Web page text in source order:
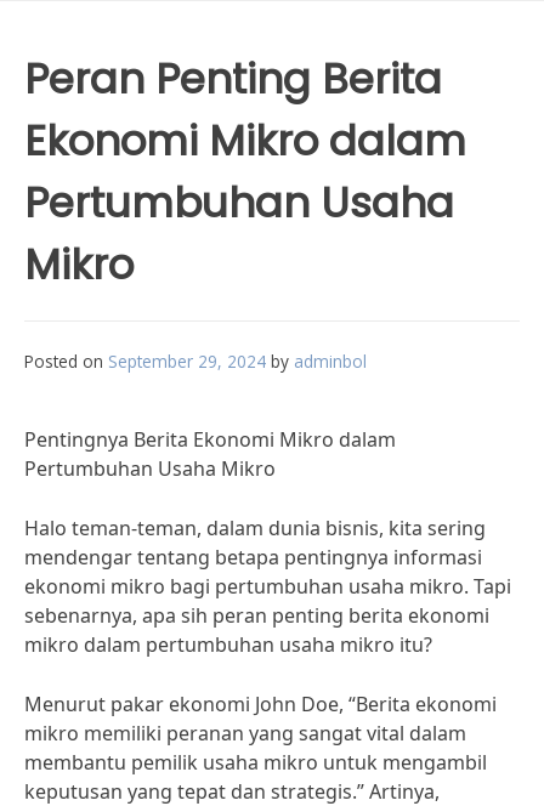
Peran Penting Berita
Ekonomi Mikro dalam
Pertumbuhan Usaha
Mikro
Posted on September 29, 2024 by adminbol
Pentingnya Berita Ekonomi Mikro dalam
Pertumbuhan Usaha Mikro
Halo teman-teman, dalam dunia bisnis, kita sering
mendengar tentang betapa pentingnya informasi
ekonomi mikro bagi pertumbuhan usaha mikro. Tapi
sebenarnya, apa sih peran penting berita ekonomi
mikro dalam pertumbuhan usaha mikro itu?
Menurut pakar ekonomi John Doe, “Berita ekonomi
mikro memiliki peranan yang sangat vital dalam
membantu pemilik usaha mikro untuk mengambil
keputusan yang tepat dan strategis.” Artinya,